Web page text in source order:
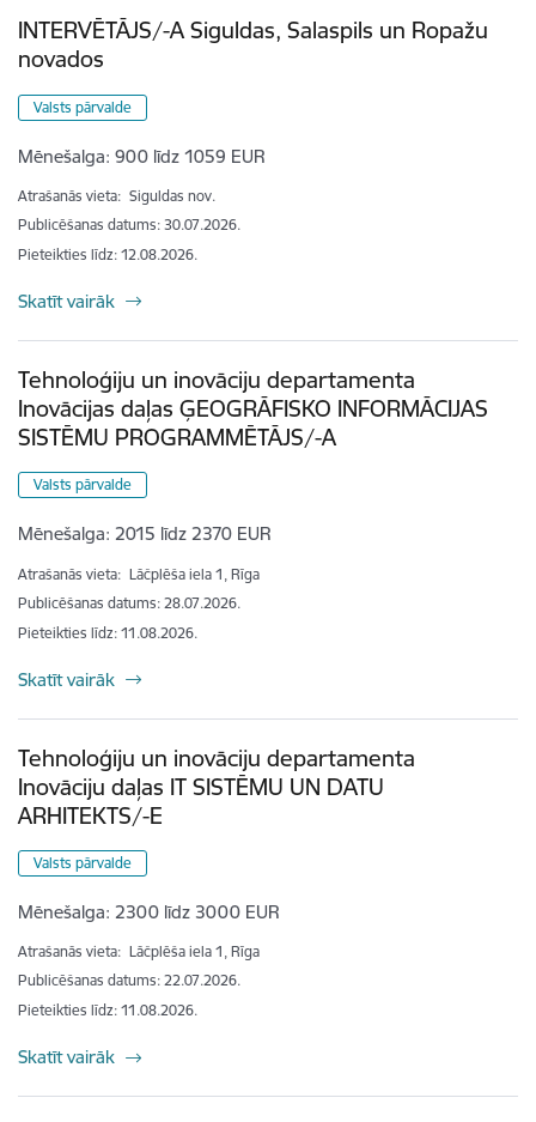
INTERVĒTĀJS/-A Siguldas, Salaspils un Ropažu
novados
Valsts pārvalde
Mēnešalga: 900 līdz 1059 EUR
Atrašanās vieta: Siguldas nov.
Publicēšanas datums: 30.07.2026.
Pieteikties līdz: 12.08.2026.
Skatīt vairāk
Tehnoloģiju un inovāciju departamenta
Inovācijas daļas ĢEOGRĀFISKO INFORMĀCIJAS
SISTĒMU PROGRAMMĒTĀJS/-A
Valsts pārvalde
Mēnešalga: 2015 līdz 2370 EUR
Atrašanās vieta: Lāčplēša iela 1, Rīga
Publicēšanas datums: 28.07.2026.
Pieteikties līdz: 11.08.2026.
Skatīt vairāk
Tehnoloģiju un inovāciju departamenta
Inovāciju daļas IT SISTĒMU UN DATU
ARHITEKTS/-E
Valsts pārvalde
Mēnešalga: 2300 līdz 3000 EUR
Atrašanās vieta: Lāčplēša iela 1, Rīga
Publicēšanas datums: 22.07.2026.
Pieteikties līdz: 11.08.2026.
Skatīt vairāk